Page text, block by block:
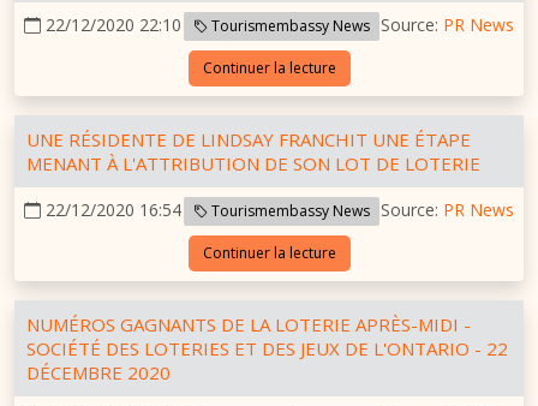
22/12/2020 22:10 Tourismembassy News Source: PR News
Continuer la lecture
UNE RÉSIDENTE DE LINDSAY FRANCHIT UNE ÉTAPE
MENANT À L'ATTRIBUTION DE SON LOT DE LOTERIE
22/12/2020 16:54 Tourismembassy News Source: PR News
Continuer la lecture
NUMÉROS GAGNANTS DE LA LOTERIE APRÈS-MIDI -
SOCIÉTÉ DES LOTERIES ET DES JEUX DE L'ONTARIO - 22
DÉCEMBRE 2020